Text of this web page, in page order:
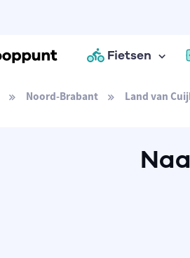
Fietsen
Noord-Brabant Land van